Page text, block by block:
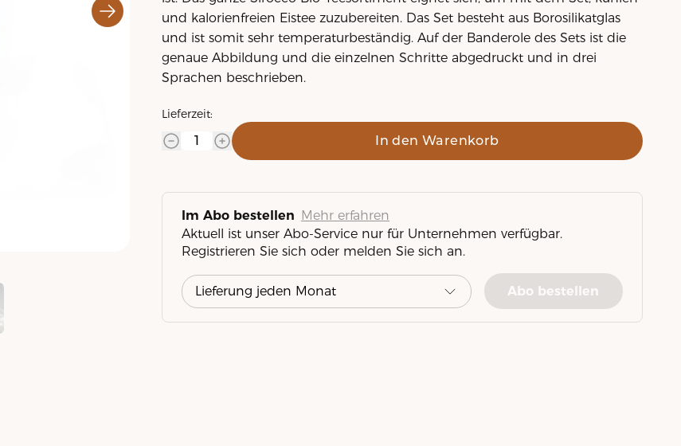
und kalorienfreien Eistee zuzubereiten. Das Set besteht aus Borosilikatglas
und ist somit sehr temperaturbeständig. Auf der Banderole des Sets ist die
genaue Abbildung und die einzelnen Schritte abgedruckt und in drei
Sprachen beschrieben.
Lieferzeit:
In den Warenkorb
Im Abo bestellen Mehr erfahren
Aktuell ist unser Abo-Service nur für Unternehmen verfügbar.
Registrieren Sie sich oder melden Sie sich an.
Abo bestellen